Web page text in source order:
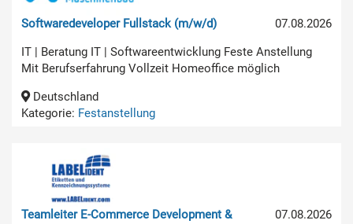
07.08.2026
Softwaredeveloper Fullstack (m/w/d)
IT | Beratung IT | Softwareentwicklung Feste Anstellung
Mit Berufserfahrung Vollzeit Homeoffice möglich
Deutschland
Kategorie: Festanstellung
07.08.2026
Teamleiter E-Commerce Development &